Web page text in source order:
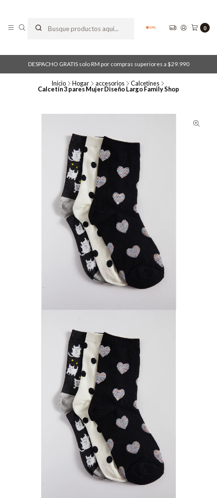
0
DESPACHO GRATIS solo RM por compras superiores a $29.990
Inicio Hogar accesorios Calcetines
Calcetín 3 pares Mujer Diseño Largo Family Shop